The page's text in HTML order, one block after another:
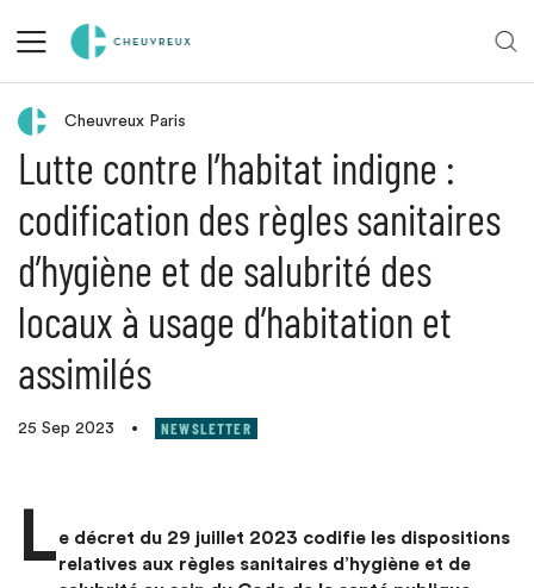
Retour aux actualités
Cheuvreux Paris
Lutte contre l’habitat indigne :
codification des règles sanitaires
d’hygiène et de salubrité des
locaux à usage d’habitation et
assimilés
25 Sep 2023 • NEWSLETTER
Le décret du 29 juillet 2023 codifie les dispositions
relatives aux règles sanitaires d’hygiène et de